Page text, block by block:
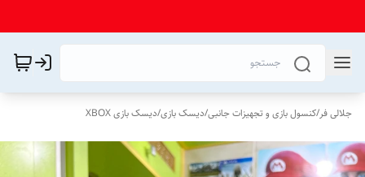
جلالی فر/کنسول بازی و تجهیزات جانبی/دیسک بازی/دیسک بازی XBOX